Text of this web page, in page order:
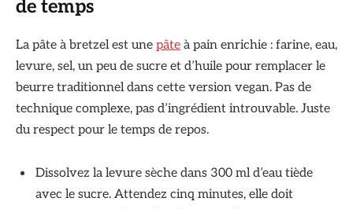
de temps
La pâte à bretzel est une pâte à pain enrichie : farine, eau,
levure, sel, un peu de sucre et d’huile pour remplacer le
beurre traditionnel dans cette version vegan. Pas de
technique complexe, pas d’ingrédient introuvable. Juste
du respect pour le temps de repos.
Dissolvez la levure sèche dans 300 ml d’eau tiède
avec le sucre. Attendez cinq minutes, elle doit